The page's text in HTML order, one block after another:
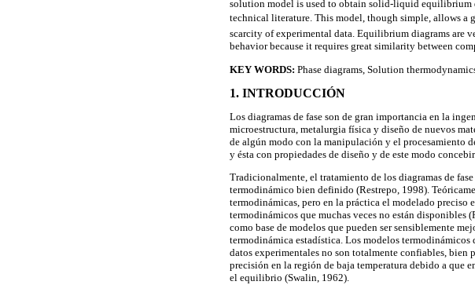
solution model is used to obtain solid-liquid equilibrium
technical literature. This model, though simple, allows a
scarcity of experimental data. Equilibrium diagrams are
behavior because it requires great similarity between
KEY WORDS: Phase diagrams, Solution
1. INTRODUCCIÓN
Los diagramas de fase son de gran importancia en la
microestructura, metalurgia física y diseño de nuevos
de algún modo con la manipulación y el procesamiento
y ésta con propiedades de diseño y de este modo
Tradicionalmente, el tratamiento de los diagramas de
termodinámico bien definido (Restrepo, 1998).
termodinámicas, pero en la práctica el modelado preciso
termodinámicos que muchas veces no están disponibles
como base de modelos que pueden ser sensiblemente
termodinámica estadística. Los modelos termodinámicos
datos experimentales no son totalmente confiables, bien
precisión en la región de baja temperatura debido a que
el equilibrio (Swalin, 1962).